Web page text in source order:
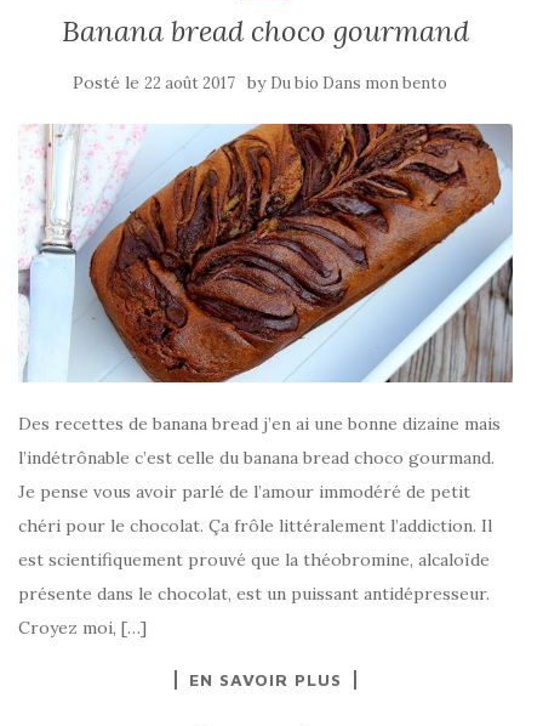
Banana bread choco gourmand
Posté le 22 août 2017 by Du bio Dans mon bento
Des recettes de banana bread j’en ai une bonne dizaine mais
l’indétrônable c’est celle du banana bread choco gourmand.
Je pense vous avoir parlé de l’amour immodéré de petit
chéri pour le chocolat. Ça frôle littéralement l’addiction. Il
est scientifiquement prouvé que la théobromine, alcaloïde
présente dans le chocolat, est un puissant antidépresseur.
Croyez moi, […]
EN SAVOIR PLUS